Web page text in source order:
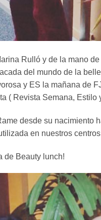
Rulló y de la mano
del mundo de la
y ES la mañana de
( Revista Semana, Estilo
desde su nacimiento
en nuestros
de Beauty lunch!